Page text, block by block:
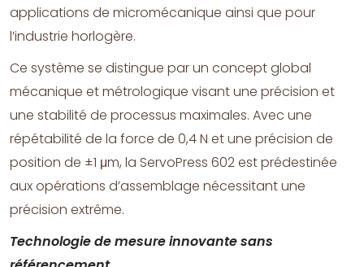
applications de micromécanique ainsi que pour
l’industrie horlogère.
Ce système se distingue par un concept global
mécanique et métrologique visant une précision et
une stabilité de processus maximales. Avec une
répétabilité de la force de 0,4 N et une précision de
position de ±1 μm, la ServoPress 602 est prédestinée
aux opérations d’assemblage nécessitant une
précision extrême.
Technologie de mesure innovante sans